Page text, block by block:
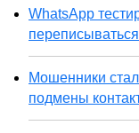
WhatsApp
Мошенники
подмены